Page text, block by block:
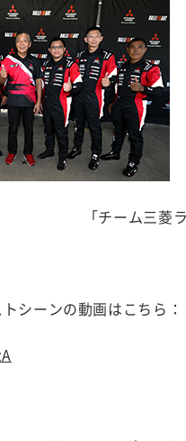
「チーム三菱
シーンの動画はこちら：